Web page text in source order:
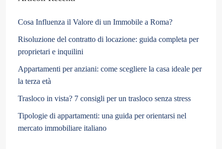
Cosa Influenza il Valore di un Immobile a Roma?
Risoluzione del contratto di locazione: guida completa per
proprietari e inquilini
Appartamenti per anziani: come scegliere la casa ideale per
la terza età
Trasloco in vista? 7 consigli per un trasloco senza stress
Tipologie di appartamenti: una guida per orientarsi nel
mercato immobiliare italiano